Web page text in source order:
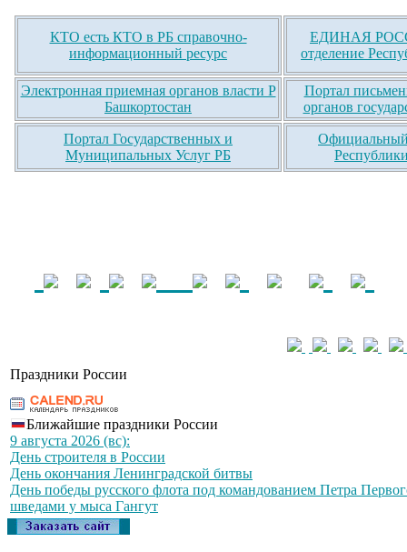
КТО есть КТО в РБ справочно-
информационный ресурс
ЕДИНАЯ
отделение
Электронная приемная органов власти Р
Башкортостан
Портал
органов
Портал Государственных и
Муниципальных Услуг РБ
Официальный
Праздники России
Ближайшие праздники России
9 августа 2026 (вс):
День строителя в России
День окончания Ленинградской битвы
День победы русского флота под командованием Петра
шведами у мыса Гангут